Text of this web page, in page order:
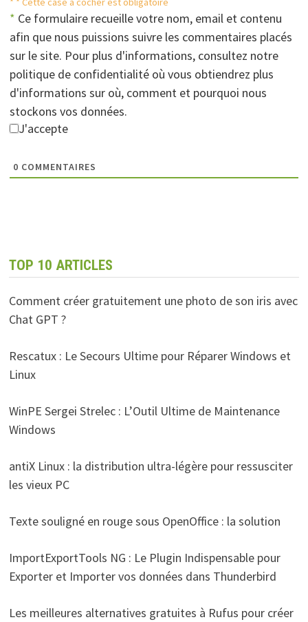
* Ce formulaire recueille votre nom, email et contenu
afin que nous puissions suivre les commentaires placés
sur le site. Pour plus d'informations, consultez notre
politique de confidentialité où vous obtiendrez plus
d'informations sur où, comment et pourquoi nous
stockons vos données.
J'accepte
0 COMMENTAIRES
TOP 10 ARTICLES
Comment créer gratuitement une photo de son iris avec
Chat GPT ?
Rescatux : Le Secours Ultime pour Réparer Windows et
Linux
WinPE Sergei Strelec : L’Outil Ultime de Maintenance
Windows
antiX Linux : la distribution ultra-légère pour ressusciter
les vieux PC
Texte souligné en rouge sous OpenOffice : la solution
ImportExportTools NG : Le Plugin Indispensable pour
Exporter et Importer vos données dans Thunderbird
Les meilleures alternatives gratuites à Rufus pour créer